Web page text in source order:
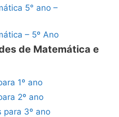
5° ano –
– 5º Ano
de Matemática e
1º ano
2º ano
para 3º ano